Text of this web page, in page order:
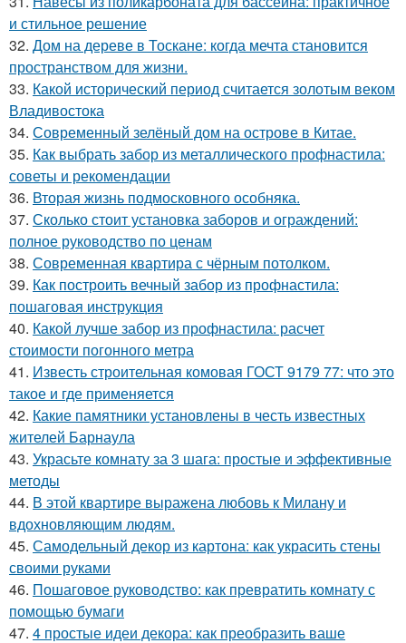
и стильное решение
32. Дом на дереве в Тоскане: когда мечта становится
пространством для жизни.
33. Какой исторический период считается золотым веком
Владивостока
34. Современный зелёный дом на острове в Китае.
35. Как выбрать забор из металлического профнастила:
советы и рекомендации
36. Вторая жизнь подмосковного особняка.
37. Сколько стоит установка заборов и ограждений:
полное руководство по ценам
38. Современная квартира с чёрным потолком.
39. Как построить вечный забор из профнастила:
пошаговая инструкция
40. Какой лучше забор из профнастила: расчет
стоимости погонного метра
41. Известь строительная комовая ГОСТ 9179 77: что это
такое и где применяется
42. Какие памятники установлены в честь известных
жителей Барнаула
43. Украсьте комнату за 3 шага: простые и эффективные
методы
44. В этой квартире выражена любовь к Милану и
вдохновляющим людям.
45. Самодельный декор из картона: как украсить стены
своими руками
46. Пошаговое руководство: как превратить комнату с
помощью бумаги
47. 4 простые идеи декора: как преобразить ваше